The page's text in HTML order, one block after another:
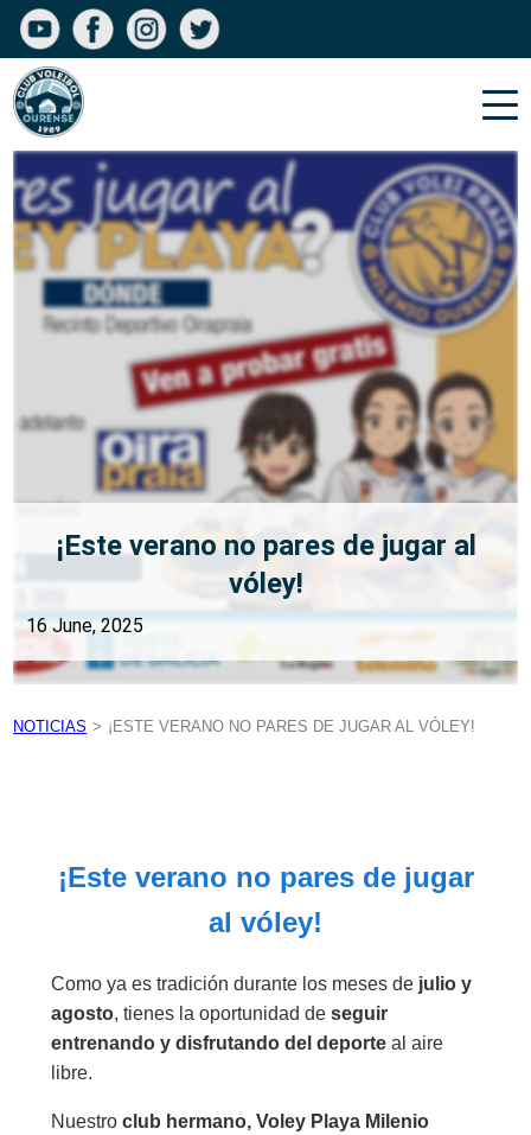
¡Este verano no pares de jugar al
vóley!
16 June, 2025
NOTICIAS > ¡ESTE VERANO NO PARES DE JUGAR AL VÓLEY!
¡Este verano no pares de jugar
al vóley!
Como ya es tradición durante los meses de julio y
agosto, tienes la oportunidad deseguir
entrenando y disfrutando del deporte al aire
libre.
Nuestroclub hermano, Voley Playa Milenio